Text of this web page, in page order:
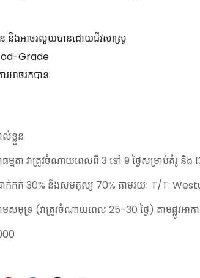
និងអាចរលួយបានដោយជីវសាស្រ្ត
Grade
រអាចរកបាន
ល់ខ្លួន
ធម្មតា វាត្រូវចំណាយពេលពី 3 ទៅ 9 ថ្ងៃសម្រាប់គំរូ និង
ាក់កក់ 30% និងសមតុល្យ 70% តាមរយៈ T/T:
មសមុទ្រ (វាត្រូវចំណាយពេល 25-30 ថ្ងៃ) តាមផ្លូវអា